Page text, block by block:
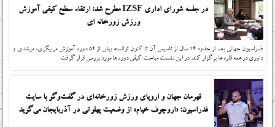
در جلسه شورای اداری IZSF مطرح شد: ارتقاء سطح کیفی آموزش
ورزش زورخانه ای
فدراسیون جهانی بعد از حدود 14 سال از تاسیس آن تا کنون توانسته بیش از 52 دوره آموزش مربیگری، مرشدی و
داوری در همه قاره ها برگزار کند. در این نشست مباحث کیفی دوره ها مورد بررسی قرار گرفت
قهرمان جهان و اروپای ورزش زورخانه‌ای در گفت‌وگو با سایت
فدراسیون: «اروچوف خیام» از وضعیت پهلوانی در آذربایجان می‌گوید